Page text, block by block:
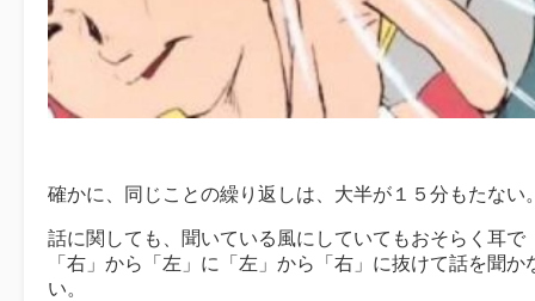
確かに、同じことの繰り返しは、大半が１５分もたない
話に関しても、聞いている風にしていてもおそらく耳で
「右」から「左」に「左」から「右」に抜けて話を聞か
い。